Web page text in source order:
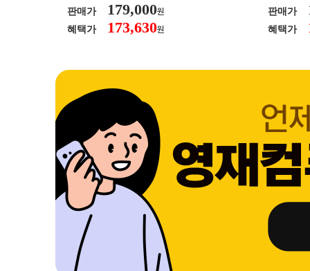
50nit / 1,000:1 / 헤드폰 아웃 / LED 조명 / 틸트(상
하) / 6kg / [색상영역] / sRGB:128% / Adobe RGB:8
5% / DCI-P3:91% / NTSC:90% / [게임특화] / 조준
판매가 179,000원
혜택가 173,630원
50nit /
하) / 4.9kg
80% / DCI-
판매가
혜택가